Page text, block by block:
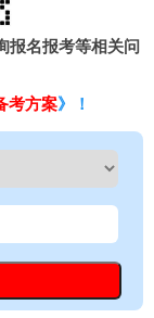
报名报考等相关问
考方案》！